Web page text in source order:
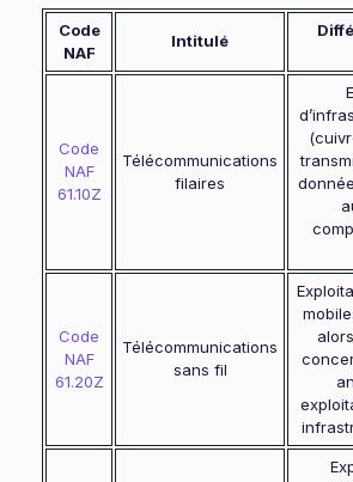
Code
NAF
Intitulé
Code
NAF
61.10Z
Télécommunications
filaires
Code
NAF
61.20Z
Télécommunications
sans fil